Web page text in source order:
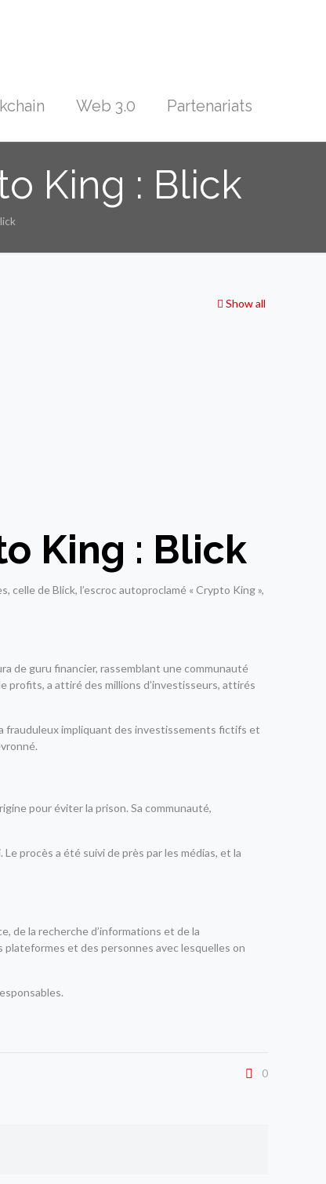
Web 3.0 Partenariats
King : Blick
Show all
King : Blick
de Blick, l’escroc autoproclamé « Crypto King »,
de guru financier, rassemblant une communauté
profits, a attiré des millions d’investisseurs, attirés
frauduleux impliquant des investissements fictifs et
pour éviter la prison. Sa communauté,
procès a été suivi de près par les médias, et la
de la recherche d’informations et de la
et des personnes avec lesquelles on
0